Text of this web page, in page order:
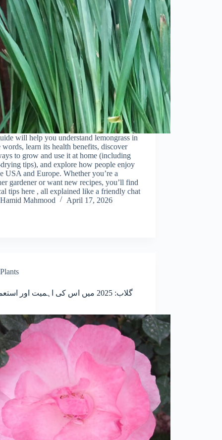
will help you understand lemongrass in
words, learn its health benefits, discover
to grow and use it at home (including
drying tips), and explore how people enjoy
USA and Europe. Whether you’re a
gardener or want new recipes, you’ll find
tips here , all explained like a friendly chat
Hamid Mahmood
April 17, 2026
Plants
گلاب: 2025 میں اس کی اہمیت اور